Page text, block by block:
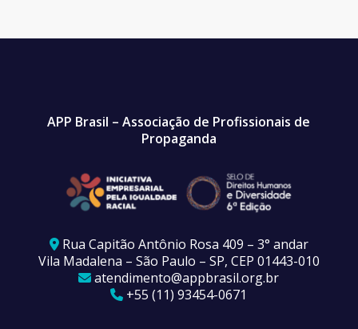
APP Brasil – Associação de Profissionais de
Propaganda
Rua Capitão Antônio Rosa 409 – 3° andar
Vila Madalena – São Paulo – SP, CEP 01443-010
atendimento@appbrasil.org.br
+55 (11) 93454-0671